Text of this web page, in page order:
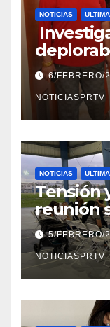
NOTICIAS
el
en6/FEBRERO/
NOTICIASPRTV
NOTICIAS
Tensión
reunión
Reparto
5/FEBRERO/
NOTICIASPRTV